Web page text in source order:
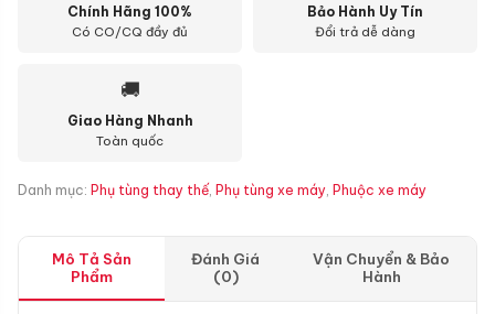
Chính Hãng 100%
Có CO/CQ đầy đủ
Bảo Hành Uy Tín
Đổi trả dễ dàng
🚚
Giao Hàng Nhanh
Toàn quốc
Danh mục: Phụ tùng thay thế, Phụ tùng xe máy, Phuộc xe máy
Mô Tả Sản
Phẩm
Đánh Giá
(0)
Vận Chuyển & Bảo
Hành